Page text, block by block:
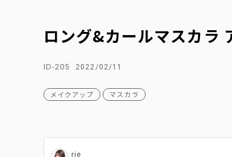
ロング&カールマスカラ
ID-205 2022/02/11
メイクアップ マスカラ
rie